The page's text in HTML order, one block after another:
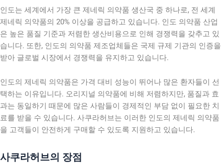
인도는 세계에서 가장 큰 제네릭 의약품 생산국 중 하나로, 전 세계
제네릭 의약품의 20% 이상을 공급하고 있습니다. 인도 의약품 산업
은 높은 품질 기준과 저렴한 생산비용으로 인해 경쟁력을 갖추고 있
습니다. 또한, 인도의 의약품 제조업체들은 국제 규제 기관의 인증을
받아 글로벌 시장에서 경쟁력을 유지하고 있습니다.
인도의 제네릭 의약품은 가격 대비 성능이 뛰어나 많은 환자들이 선
택하는 이유입니다. 오리지널 의약품에 비해 저렴하지만, 품질과 효
과는 동일하기 때문에 많은 사람들이 경제적인 부담 없이 필요한 치
료를 받을 수 있습니다. 사쿠라허브는 이러한 인도의 제네릭 의약품
을 고객들이 안전하게 구매할 수 있도록 지원하고 있습니다.
사쿠라허브의 장점